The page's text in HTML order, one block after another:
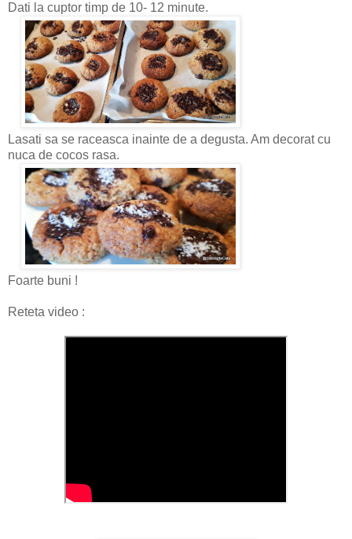
Dati la cuptor timp de 10- 12 minute.
Lasati sa se raceasca inainte de a degusta. Am decorat cu
nuca de cocos rasa.
Foarte buni !
Reteta video :